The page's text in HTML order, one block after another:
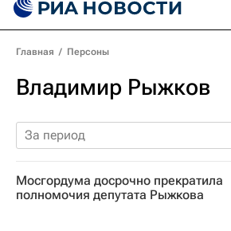
Главная / Персоны
Владимир Рыжков
За период
Мосгордума досрочно прекратила
полномочия депутата Рыжкова